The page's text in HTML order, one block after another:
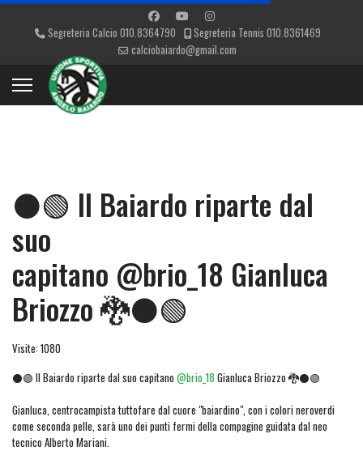
Segreteria Calcio 010.8364790
Segreteria Tennis 010.8361469
calciobaiardo@gmail.com
⚫🟢 Il Baiardo riparte dal
suo
capitano @brio_18 Gianluca
Briozzo 🐉⚫🟢
Visite: 1080
⚫🟢 Il Baiardo riparte dal suo capitano @brio_18 Gianluca Briozzo 🐉⚫🟢
Gianluca, centrocampista tuttofare dal cuore "baiardino", con i colori neroverdi
come seconda pelle, sarà uno dei punti fermi della compagine guidata dal neo
tecnico Alberto Mariani.